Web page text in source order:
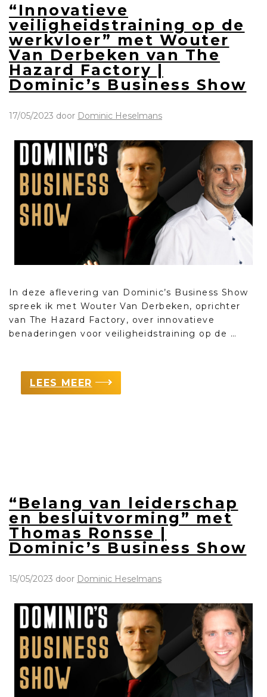
“Innovatieve
veiligheidstraining op de
werkvloer” met Wouter
Van Derbeken van The
Hazard Factory |
Dominic’s Business Show
17/05/2023 door Dominic Heselmans
In deze aflevering van Dominic’s Business Show
spreek ik met Wouter Van Derbeken, oprichter
van The Hazard Factory, over innovatieve
benaderingen voor veiligheidstraining op de …
LEES MEER
“Belang van leiderschap
en besluitvorming” met
Thomas Ronsse |
Dominic’s Business Show
15/05/2023 door Dominic Heselmans